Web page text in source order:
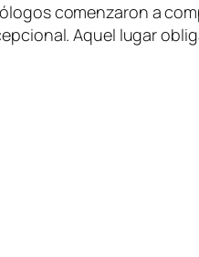
comenzaron a
Aquel lugar